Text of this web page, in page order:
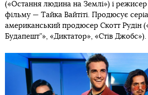
(«Остання людина на Землі») і режисер
фільму — Тайка Вайтіті. Продюсує
американський продюсер Скотт Рудін
Будапешт”», «Диктатор», «Стів Джобс»).